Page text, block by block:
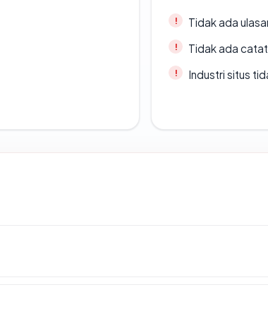
Tidak ada
Tidak ada
Industri situs